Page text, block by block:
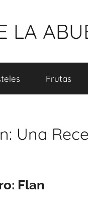
LA
Frutas
Una
Flan